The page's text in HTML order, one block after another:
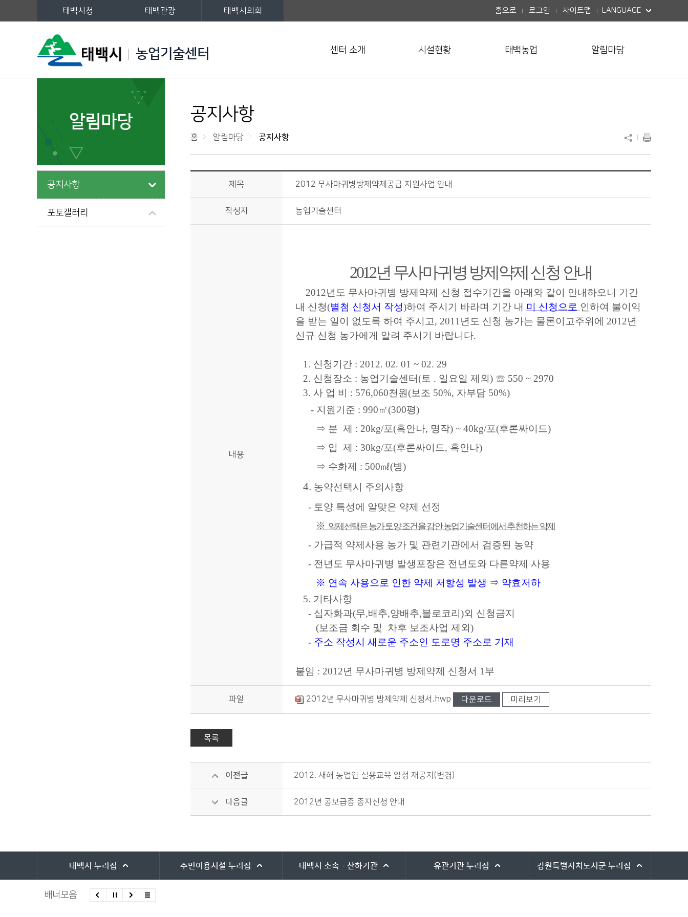
농업기술센터
태백시청 태백관광 태백시의회 홈으로 로그인 사이트맵 LANGUAGE
주메뉴
센터 소개 시설현황 태백농업 알림마당
왼쪽메뉴
알림마당
공지사항
포토갤러리
공지사항
홈 알림마당 공지사항
알림마당>공지사항 상세보기 - 제목, 작성자, 내용, 파일 제공
제목 2012 무사마귀병방제약제공급 지원사업 안내
작성자 농업기술센터
내용
2012년 무사마귀병 방제약제 신청 안내
2012년도 무사마귀병 방제약제 신청 접수기간을 아래와 같이 안내하오니 기간
내 신청(별첨 신청서 작성)하여 주시기 바라며 기간 내 미 신청으로 인하여 불이익
을 받는 일이 없도록 하여 주시고, 2011년도 신청 농가는 물론이고주위에 2012년
신규 신청 농가에게 알려 주시기 바랍니다.
1. 신청기간 : 2012. 02. 01 ~ 02. 29
2. 신청장소 : 농업기술센터(토 . 일요일 제외) ☏ 550 ~ 2970
3. 사 업 비 : 576,060천원(보조 50%, 자부담 50%)
- 지원기준 : 990㎡(300평)
⇒ 분 제 : 20kg/포(혹안나, 명작) ~ 40kg/포(후론싸이드)
⇒ 입 제 : 30kg/포(후론싸이드, 혹안나)
⇒ 수화제 : 500㎖(병)
4. 농약선택시 주의사항
- 토양 특성에 알맞은 약제 선정
※ 약제선택은 농가 토양 조건을 감안 농업기술센터에서 추천하는 약제
- 가급적 약제사용 농가 및 관련기관에서 검증된 농약
- 전년도 무사마귀병 발생포장은 전년도와 다른약제 사용
※ 연속 사용으로 인한 약제 저항성 발생 ⇒ 약효저하
5. 기타사항
- 십자화과(무,배추,양배추,블로코리)외 신청금지
(보조금 회수 및
차후 보조사업 제외)
- 주소 작성시 새로운 주소인 도로명 주소로 기재
붙임 : 2012년 무사마귀병 방제약제 신청서 1부
파일 2012년 무사마귀병 방제약제 신청서.hwp 다운로드 미리보기
목록
이전글 2012. 새해 농업인 실용교육 일정 재공지(변경)
다음글 2012년 콩보급종 종자신청 안내
바로가기 서비스
태백시 누리집 주민이용시설 누리집 태백시 소속·산하기관 유관기관 누리집 강원특별자치도시군 누리집
배너모음